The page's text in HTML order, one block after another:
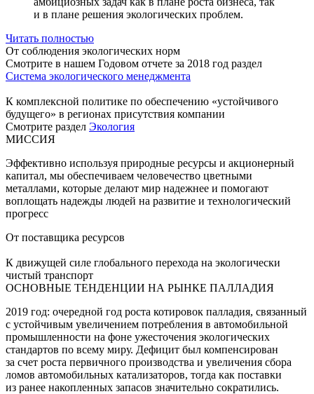
и в плане решения экологических проблем.
Читать полностью
От соблюдения экологических норм
Смотрите в нашем Годовом отчете за 2018 год раздел
Система экологического менеджмента
К комплексной политике по обеспечению «устойчивого
будущего» в регионах присутствия компании
Смотрите раздел Экология
МИССИЯ
Эффективно используя природные ресурсы и акционерный
капитал, мы обеспечиваем человечество цветными
металлами, которые делают мир надежнее и помогают
воплощать надежды людей на развитие и технологический
прогресс
От поставщика ресурсов
К движущей силе глобального перехода на экологически
чистый транспорт
ОСНОВНЫЕ ТЕНДЕНЦИИ НА РЫНКЕ ПАЛЛАДИЯ
2019 год: очередной год роста котировок палладия, связанный
с устойчивым увеличением потребления в автомобильной
промышленности на фоне ужесточения экологических
стандартов по всему миру. Дефицит был компенсирован
за счет роста первичного производства и увеличения сбора
ломов автомобильных катализаторов, тогда как поставки
из ранее накопленных запасов значительно сократились.